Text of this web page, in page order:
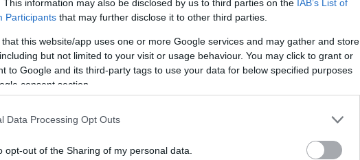
This information may also be disclosed by us to third parties on the IAB’s List of
Participants that may further disclose it to other third parties.
that this website/app uses one or more Google services and may gather and store
but not limited to your visit or usage behaviour. You may click to grant or
to Google and its third-party tags to use your data for below specified purposes
consent section.
Data Processing Opt Outs
opt-out of the Sharing of my personal data.
Ukrainas vienības ar bezmaksas
stāstu turpina kustības ”Savvaļas bites”
ar ko kustības “Savvaļas bites” droni